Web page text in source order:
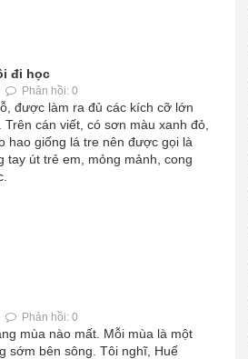
đi học
Phản hồi: 0
được làm ra đủ các kích cỡ lớn
cán viết, có sơn màu xanh đỏ,
hao giống lá tre nên được gọi là
tay út trẻ em, mỏng mảnh, cong
Phản hồi: 0
mùa nào mất. Mỗi mùa là một
sớm bên sông. Tôi nghĩ, Huế